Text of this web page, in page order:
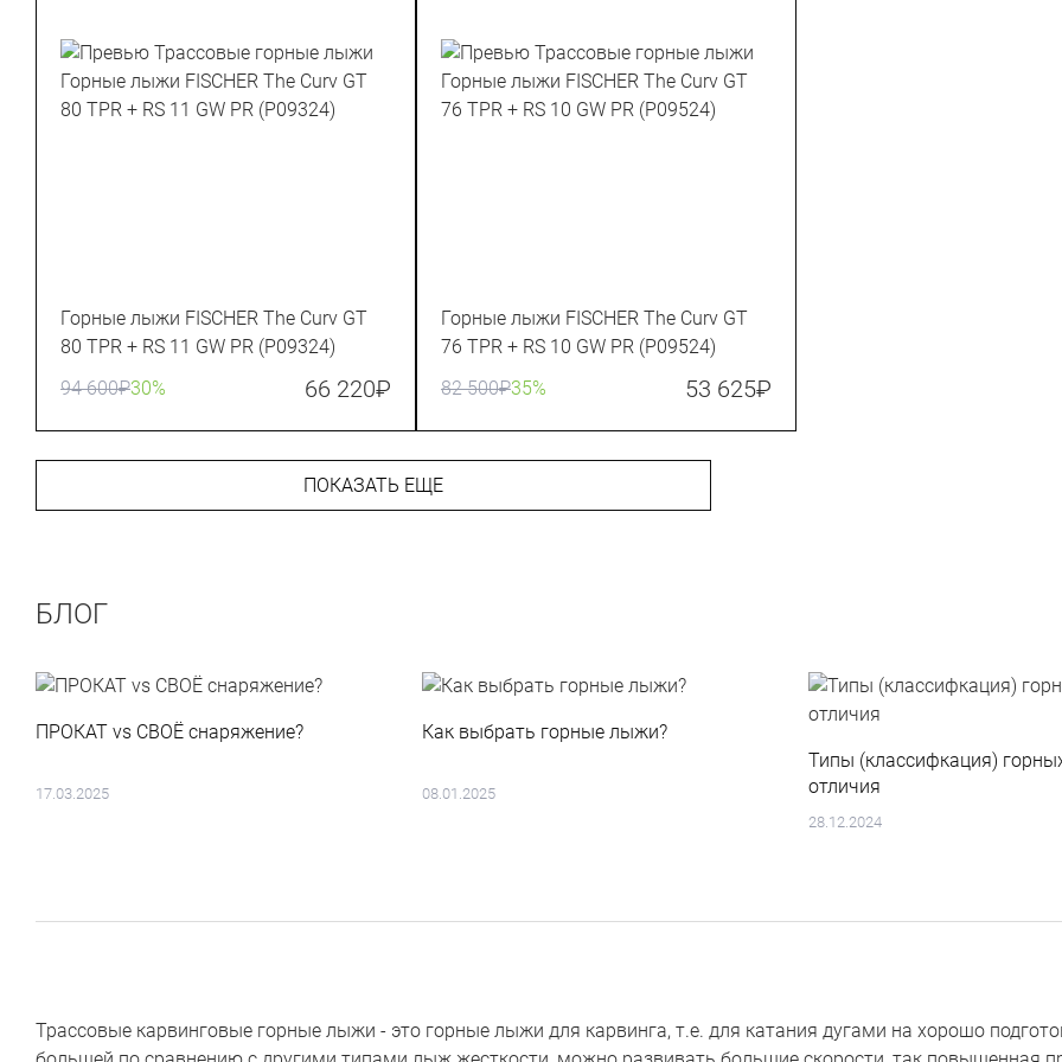
Горные лыжи FISCHER The Curv GT
80 TPR + RS 11 GW PR (P09324)
94 600₽30% 66 220₽
Горные лыжи FISCHER The Curv GT
76 TPR + RS 10 GW PR (P09524)
82 500₽35% 53 625₽
ПОКАЗАТЬ ЕЩЕ
БЛОГ
ПРОКАТ vs СВОЁ снаряжение?
17.03.2025
Как выбрать горные лыжи?
08.01.2025
Типы (классифкация)
отличия
28.12.2024
Трассовые карвинговые горные лыжи - это горные лыжи для карвинга, т.е. для катания дугами на хорошо